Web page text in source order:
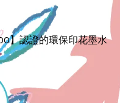
】認證的環保印花墨水